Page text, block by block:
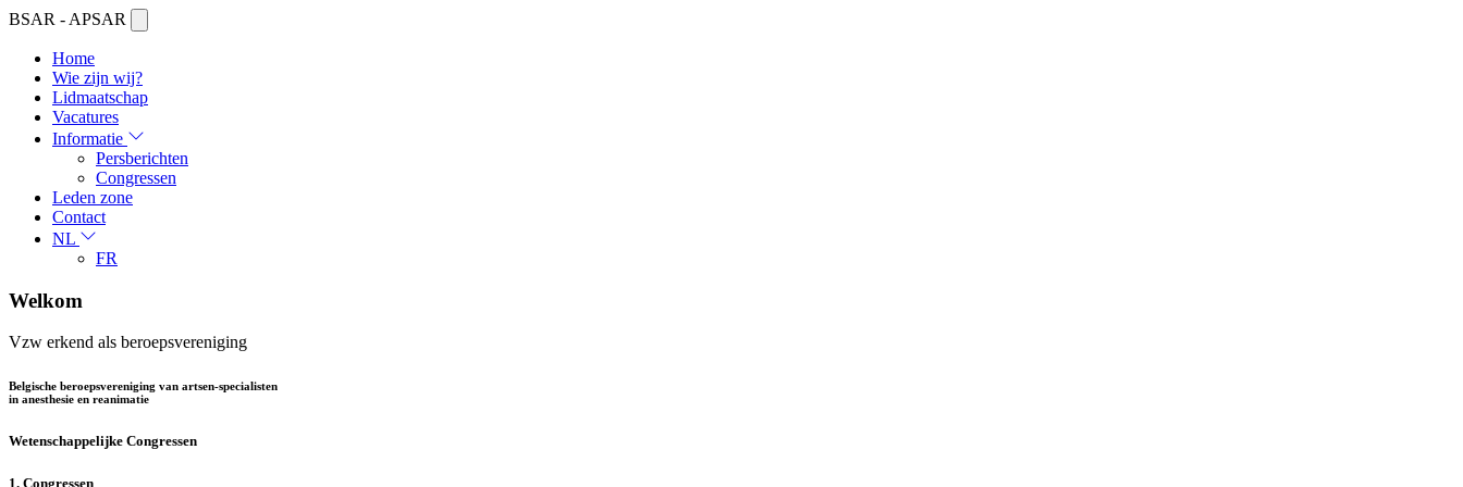
BSAR - APSAR
Home
Wie zijn wij?
Lidmaatschap
Vacatures
Informatie
Persberichten
Congressen
Leden zone
Contact
NL
FR
Welkom
Vzw erkend als beroepsvereniging
Belgische beroepsvereniging van artsen-specialisten
in anesthesie en reanimatie
Wetenschappelijke Congressen
1. Congressen